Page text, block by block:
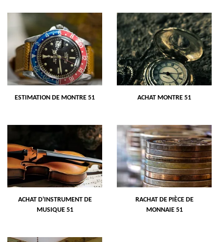
ESTIMATION DE MONTRE 51 ACHAT MONTRE 51
ACHAT D'INSTRUMENT DE
MUSIQUE 51
RACHAT DE PIÈCE DE
MONNAIE 51